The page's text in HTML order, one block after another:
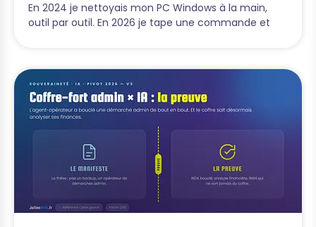
En 2024 je nettoyais mon PC Windows à la main,
outil par outil. En 2026 je tape une commande et